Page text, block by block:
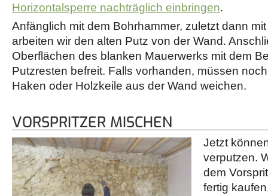
Horizontalsperre nachträglich einbringen.
Anfänglich mit dem Bohrhammer, zuletzt dann
arbeiten wir den alten Putz von der Wand.
Oberflächen des blanken Mauerwerks mit dem
Putzresten befreit. Falls vorhanden, müssen
Haken oder Holzkeile aus der Wand weichen.
VORSPRITZER MISCHEN
Jetzt
verputzen.
dem
fertig